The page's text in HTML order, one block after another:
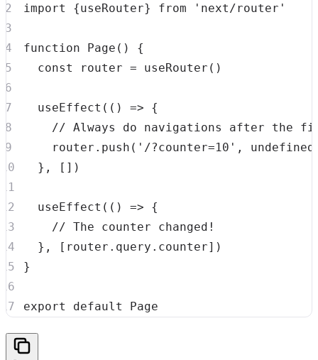
import
{useRouter} from 'next/router'
function Page ( )
{
const
router = useRouter ( )
useEffect ( ( ) =>
{
// Always do navigations after the
    router
. push ( '/?counter=10' , undefined
} , [ ] )
useEffect ( ( ) =>
{
// The counter changed!
} , [ router . query . counter] )
}
export default Page